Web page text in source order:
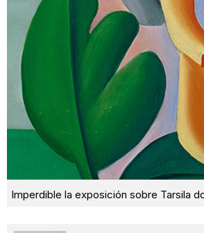
Imperdible la exposición sobre Tarsila